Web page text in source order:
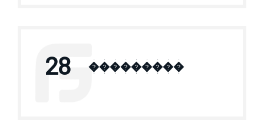
28 ���������